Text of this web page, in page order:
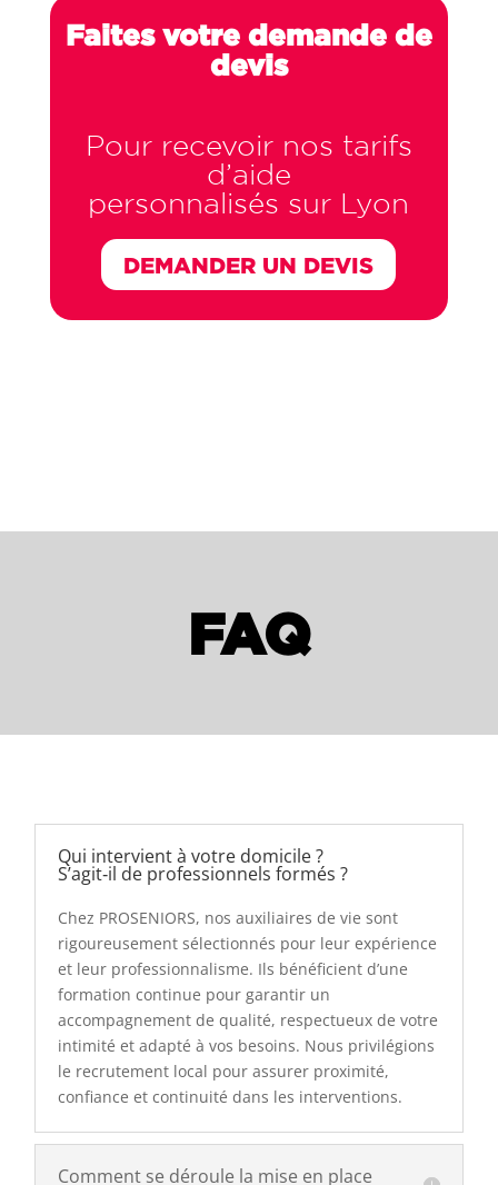
Faites votre demande de
devis
Pour recevoir nos tarifs
d’aide
personnalisés sur Lyon
DEMANDER UN DEVIS
FAQ
Qui intervient à votre domicile ?
S’agit‑il de professionnels formés ?
Chez PROSENIORS, nos auxiliaires de vie sont
rigoureusement sélectionnés pour leur expérience
et leur professionnalisme. Ils bénéficient d’une
formation continue pour garantir un
accompagnement de qualité, respectueux de votre
intimité et adapté à vos besoins. Nous privilégions
le recrutement local pour assurer proximité,
confiance et continuité dans les interventions.
Comment se déroule la mise en place